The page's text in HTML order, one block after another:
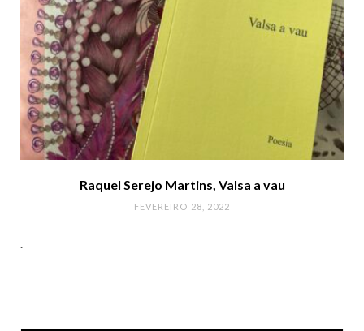
Raquel Serejo Martins, Valsa a vau
FEVEREIRO 28, 2022
.